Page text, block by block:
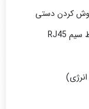
کردن دستی
سیم RJ45